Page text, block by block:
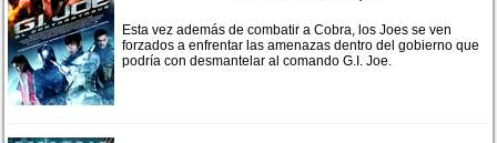
Esta vez además de combatir a Cobra, los Joes se ven
forzados a enfrentar las amenazas dentro del gobierno que
podría con desmantelar al comando G.I. Joe.